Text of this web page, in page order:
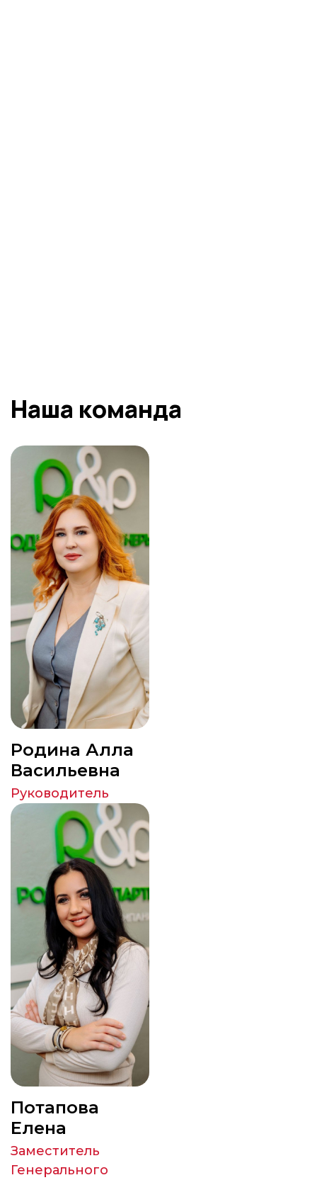
Наша команда
Родина Алла
Васильевна
Руководитель
Потапова
Елена
Заместитель
Генерального